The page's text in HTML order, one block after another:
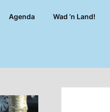
Agenda Wad ’n Land!